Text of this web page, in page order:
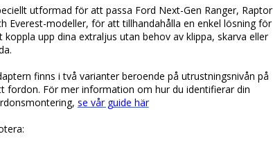
utformad för att passa Ford Next-Gen Ranger, Raptor
Everest-modeller, för att tillhandahålla en enkel lösning för
koppla upp dina extraljus utan behov av klippa, skarva eller
finns i två varianter beroende på utrustningsnivån på
fordon. För mer information om hur du identifierar din
se vår guide här